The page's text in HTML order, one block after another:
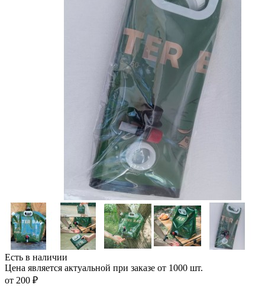
Есть в наличии
Цена является актуальной при заказе от 1000 шт.
от 200 ₽